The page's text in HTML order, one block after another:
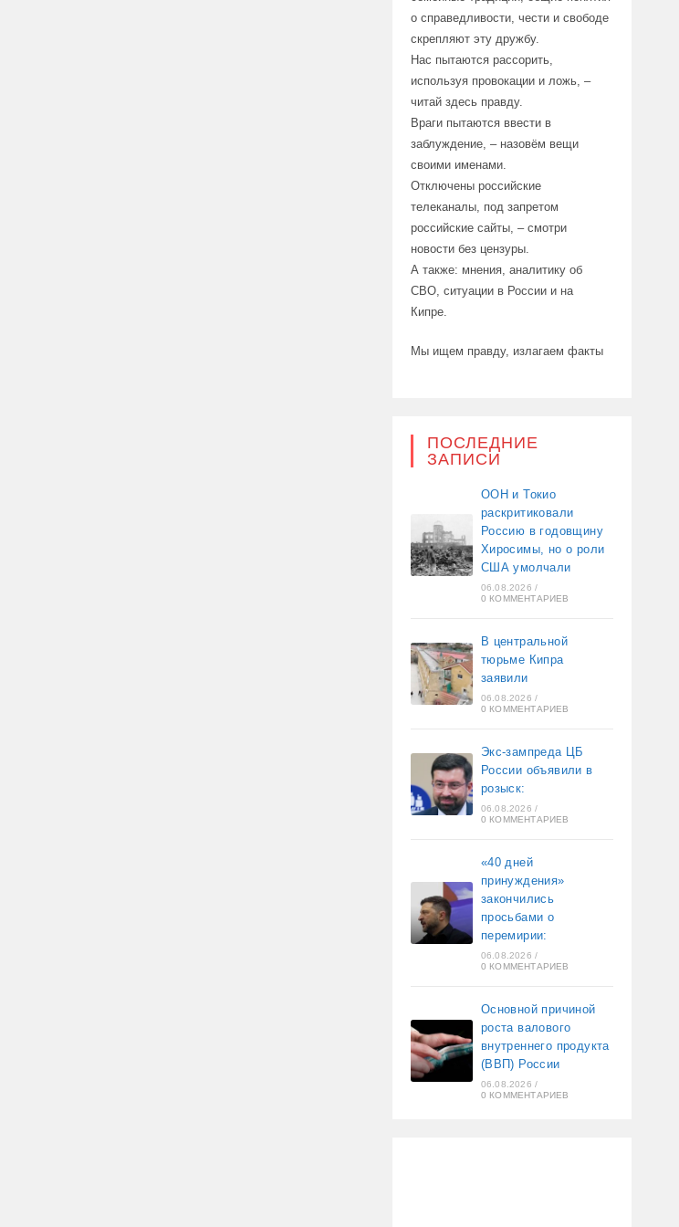
о справедливости, чести и свободе
скрепляют эту дружбу.
Нас пытаются рассорить,
используя провокации и ложь, –
читай здесь правду.
Враги пытаются ввести в
заблуждение, – назовём вещи
своими именами.
Отключены российские
телеканалы, под запретом
российские сайты, – смотри
новости без цензуры.
А также: мнения, аналитику об
СВО, ситуации в России и на
Кипре.
Мы ищем правду, излагаем факты
ПОСЛЕДНИЕ
ЗАПИСИ
ООН и Токио
раскритиковали
Россию в годовщину
Хиросимы, но о роли
США умолчали
06.08.2026 /
0 КОММЕНТАРИЕВ
В центральной
тюрьме Кипра
заявили
06.08.2026 /
0 КОММЕНТАРИЕВ
Экс-зампреда ЦБ
России объявили в
розыск:
06.08.2026 /
0 КОММЕНТАРИЕВ
«40 дней
принуждения»
закончились
просьбами о
перемирии:
06.08.2026 /
0 КОММЕНТАРИЕВ
Основной причиной
роста валового
внутреннего продукта
(ВВП) России
06.08.2026 /
0 КОММЕНТАРИЕВ